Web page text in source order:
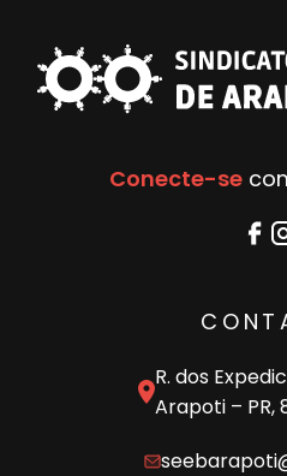
Conecte-se
R. dos
Arapoti – PR,